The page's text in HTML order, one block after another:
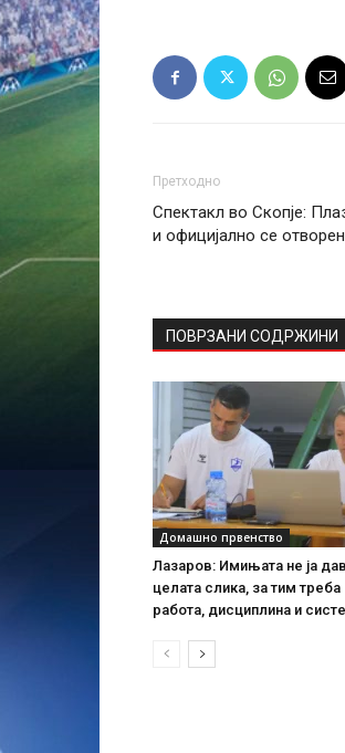
Претходно
Спектакл во Скопје:
и официјално се
ПОВРЗАНИ СОДРЖИНИ
Домашно првенство
Лазаров: Имињата не ја
целата слика, за тим треба
работа, дисциплина и